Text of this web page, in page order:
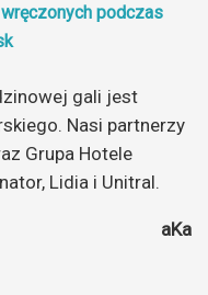
podczas
gali jest
Nasi partnerzy
Grupa Hotele
Lidia i Unitral.
aKa